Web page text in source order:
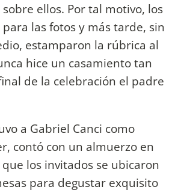
ellos. Por tal motivo, los
las fotos y más tarde, sin
estamparon la rúbrica al
hice un casamiento tan
de la celebración el padre
a Gabriel Canci como
contó con un almuerzo en
los invitados se ubicaron
para degustar exquisito